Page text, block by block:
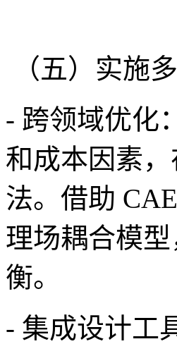
（五）实施
- 跨领域优化
和成本因素
法。借助
理场耦合模
衡。
- 集成设计工